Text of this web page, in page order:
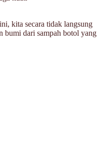
kita secara tidak langsung
bumi dari sampah botol yang